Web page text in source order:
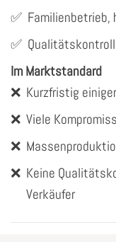
✅
✅
Im Marktstandard
❌ Kurzfristig
❌ Viele
❌
❌ Keine
Verkäufer